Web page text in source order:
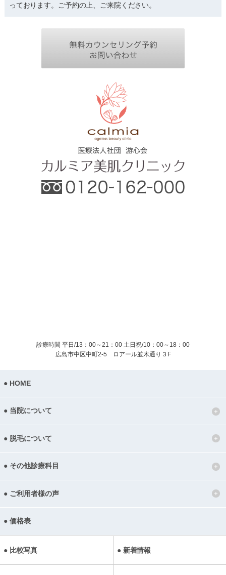
っております。ご予約の上、ご来院ください。
診療時間 平日/13：00～21：00 土日祝/10：00～18：00
広島市中区中町2-5 ロアール並木通り３F
HOME
当院について
脱毛について
その他診療科目
ご利用者様の声
価格表
比較写真 新着情報